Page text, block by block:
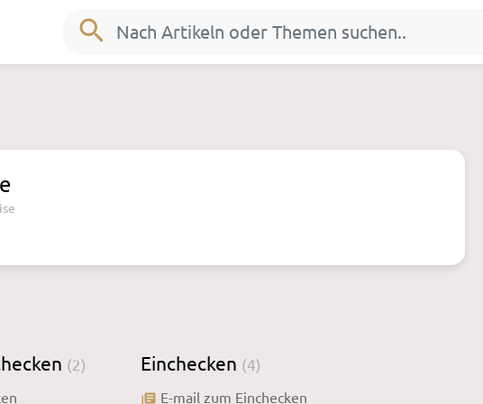
search
(2) Einchecken (4)
library_books E-mail zum Einchecken